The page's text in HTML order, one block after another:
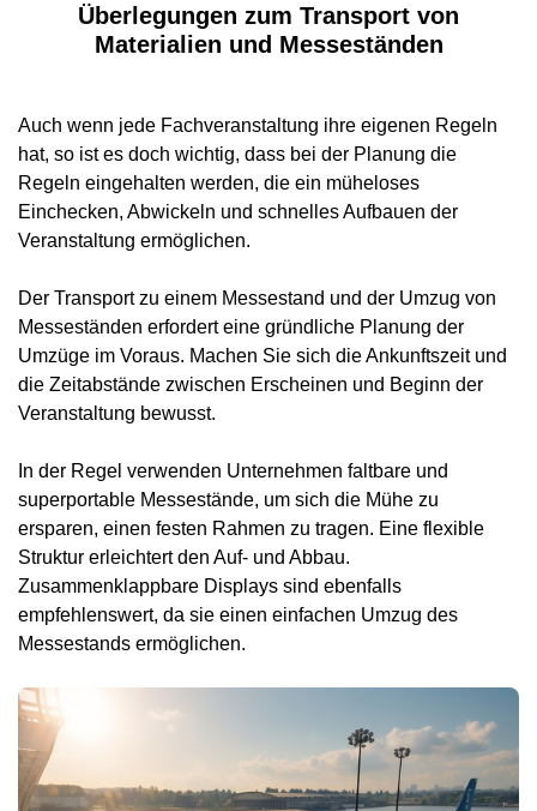
Überlegungen zum Transport von
Materialien und Messeständen
Auch wenn jede Fachveranstaltung ihre eigenen Regeln
hat, so ist es doch wichtig, dass bei der Planung die
Regeln eingehalten werden, die ein müheloses
Einchecken, Abwickeln und schnelles Aufbauen der
Veranstaltung ermöglichen.
Der Transport zu einem Messestand und der Umzug von
Messeständen erfordert eine gründliche Planung der
Umzüge im Voraus. Machen Sie sich die Ankunftszeit und
die Zeitabstände zwischen Erscheinen und Beginn der
Veranstaltung bewusst.
In der Regel verwenden Unternehmen faltbare und
superportable Messestände, um sich die Mühe zu
ersparen, einen festen Rahmen zu tragen. Eine flexible
Struktur erleichtert den Auf- und Abbau.
Zusammenklappbare Displays sind ebenfalls
empfehlenswert, da sie einen einfachen Umzug des
Messestands ermöglichen.